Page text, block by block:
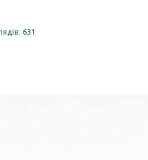
631